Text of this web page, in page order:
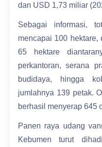
dan USD 1,73 miliar
Sebagai informasi,
mencapai 100 hektare,
65 hektare
perkantoran, serana
budidaya, hingga
jumlahnya 139 petak.
berhasil menyerap 645
Panen raya udang
Kebumen turut